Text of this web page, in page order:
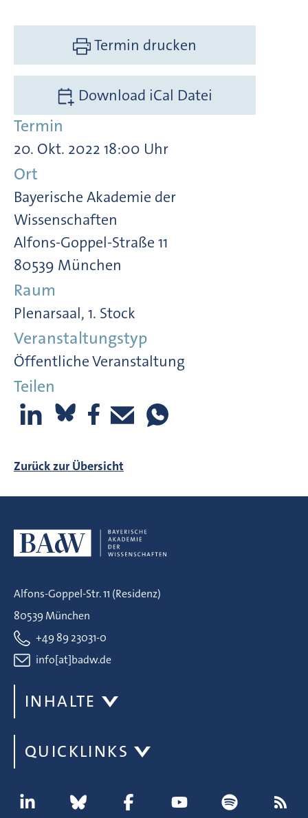
Termin drucken
Download iCal Datei
Termin
20. Okt. 2022 18:00 Uhr
Ort
Bayerische Akademie der
Wissenschaften
Alfons-Goppel-Straße 11
80539 München
Raum
Plenarsaal, 1. Stock
Veranstaltungstyp
Öffentliche Veranstaltung
Teilen
Zurück zur Übersicht
Alfons-Goppel-Str. 11 (Residenz)
80539 München
+49 89 23031-0
info[at]badw.de
INHALTE
QUICKLINKS